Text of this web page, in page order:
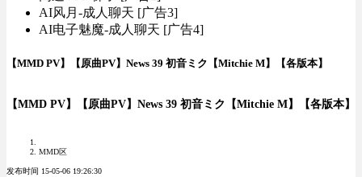
AI风月-成人聊天 [广告3]
AI电子魅魔-成人聊天 [广告4]
【MMD PV】【原曲PV】News 39 初音ミク【Mitchie M】【各版本】
【MMD PV】【原曲PV】News 39 初音ミク【Mitchie M】【各版本】
MMD区
发布时间 15-05-06 19:26:30